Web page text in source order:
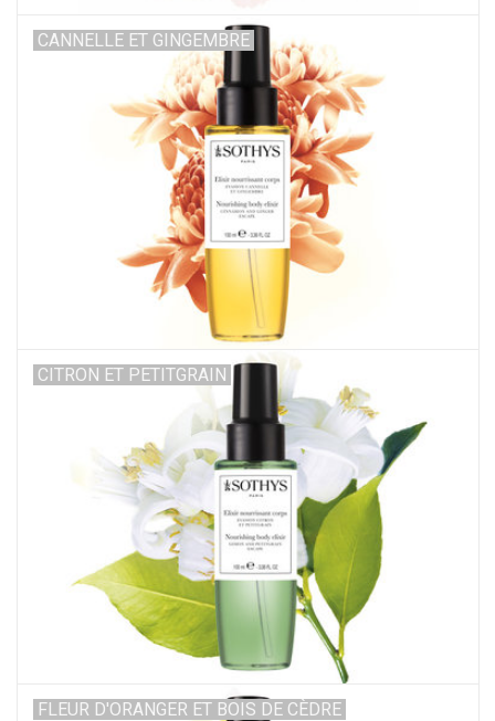
CANNELLE ET GINGEMBRE
CITRON ET PETITGRAIN
FLEUR D'ORANGER ET BOIS DE CÈDRE